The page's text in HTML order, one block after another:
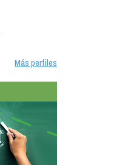
Más perfiles